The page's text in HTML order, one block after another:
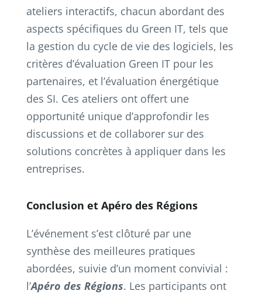
ateliers interactifs, chacun abordant des
aspects spécifiques du Green IT, tels que
la gestion du cycle de vie des logiciels, les
critères d’évaluation Green IT pour les
partenaires, et l’évaluation énergétique
des SI​. Ces ateliers ont offert une
opportunité unique d’approfondir les
discussions et de collaborer sur des
solutions concrètes à appliquer dans les
entreprises.
Conclusion et Apéro des Régions
L’événement s’est clôturé par une
synthèse des meilleures pratiques
abordées, suivie d’un moment convivial :
l’Apéro des Régions. Les participants ont